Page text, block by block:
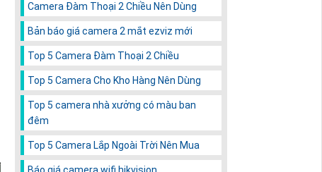
Camera Đàm Thoại 2 Chiều Nên Dùng
Bản báo giá camera 2 mắt ezviz mới
Top 5 Camera Đàm Thoại 2 Chiều
Top 5 Camera Cho Kho Hàng Nên Dùng
Top 5 camera nhà xưởng có màu ban
đêm
Top 5 Camera Lắp Ngoài Trời Nên Mua